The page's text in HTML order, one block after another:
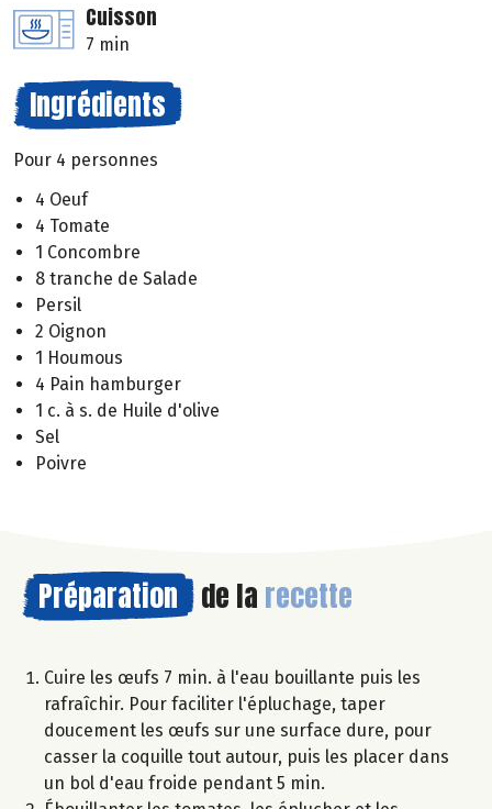
Cuisson
7 min
Ingrédients
Pour 4 personnes
4 Oeuf
4 Tomate
1 Concombre
8 tranche de Salade
Persil
2 Oignon
1 Houmous
4 Pain hamburger
1 c. à s. de Huile d'olive
Sel
Poivre
Préparation de la recette
Cuire les œufs 7 min. à l'eau bouillante puis les
rafraîchir. Pour faciliter l'épluchage, taper
doucement les œufs sur une surface dure, pour
casser la coquille tout autour, puis les placer dans
un bol d'eau froide pendant 5 min.